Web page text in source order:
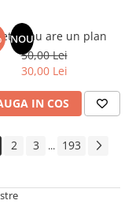
NOUtau are un plan
50,00 Lei
30,00 Lei
IN COS
2 3 ... 193